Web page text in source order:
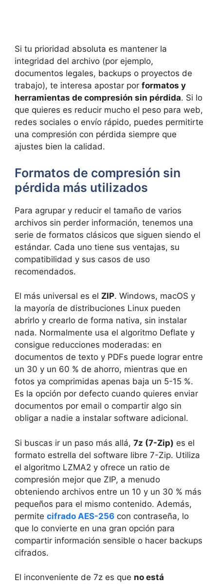
Si tu prioridad absoluta es mantener la
integridad del archivo (por ejemplo,
documentos legales, backups o proyectos de
trabajo), te interesa apostar por formatos y
herramientas de compresión sin pérdida. Si lo
que quieres es reducir mucho el peso para web,
redes sociales o envío rápido, puedes permitirte
una compresión con pérdida siempre que
ajustes bien la calidad.
Formatos de compresión sin
pérdida más utilizados
Para agrupar y reducir el tamaño de varios
archivos sin perder información, tenemos una
serie de formatos clásicos que siguen siendo el
estándar. Cada uno tiene sus ventajas, su
compatibilidad y sus casos de uso
recomendados.
El más universal es el ZIP. Windows, macOS y
la mayoría de distribuciones Linux pueden
abrirlo y crearlo de forma nativa, sin instalar
nada. Normalmente usa el algoritmo Deflate y
consigue reducciones moderadas: en
documentos de texto y PDFs puede lograr entre
un 30 y un 60 % de ahorro, mientras que en
fotos ya comprimidas apenas baja un 5-15 %.
Es la opción por defecto cuando quieres enviar
documentos por email o compartir algo sin
obligar a nadie a instalar software adicional.
Si buscas ir un paso más allá, 7z (7-Zip) es el
formato estrella del software libre 7-Zip. Utiliza
el algoritmo LZMA2 y ofrece un ratio de
compresión mejor que ZIP, a menudo
obteniendo archivos entre un 10 y un 30 % más
pequeños para el mismo contenido. Además,
permite cifrado AES-256 con contraseña, lo
que lo convierte en una gran opción para
compartir información sensible o hacer backups
cifrados.
El inconveniente de 7z es que no está